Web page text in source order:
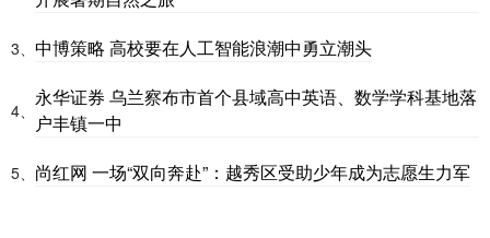
3、 中博策略 高校要在人工智能浪潮中勇立潮头
4、
永华证券 乌兰察布市首个县域高中英语、数学学科基地落
户丰镇一中
5、 尚红网 一场“双向奔赴”：越秀区受助少年成为志愿生力军